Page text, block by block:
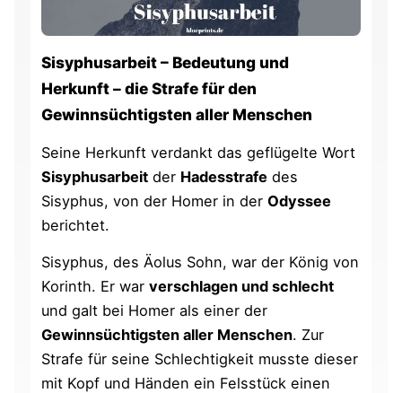
Sisyphusarbeit – Bedeutung und
Herkunft – die Strafe für den
Gewinnsüchtigsten aller Menschen
Seine Herkunft verdankt das geflügelte Wort
Sisyphusarbeit der Hadesstrafe des
Sisyphus, von der Homer in derOdyssee
berichtet.
Sisyphus, des Äolus Sohn, war der König von
Korinth. Er warverschlagen und schlecht
und galt bei Homer als einer der
Gewinnsüchtigsten aller Menschen. Zur
Strafe für seine Schlechtigkeit musste dieser
mit Kopf und Händen ein Felsstück einen